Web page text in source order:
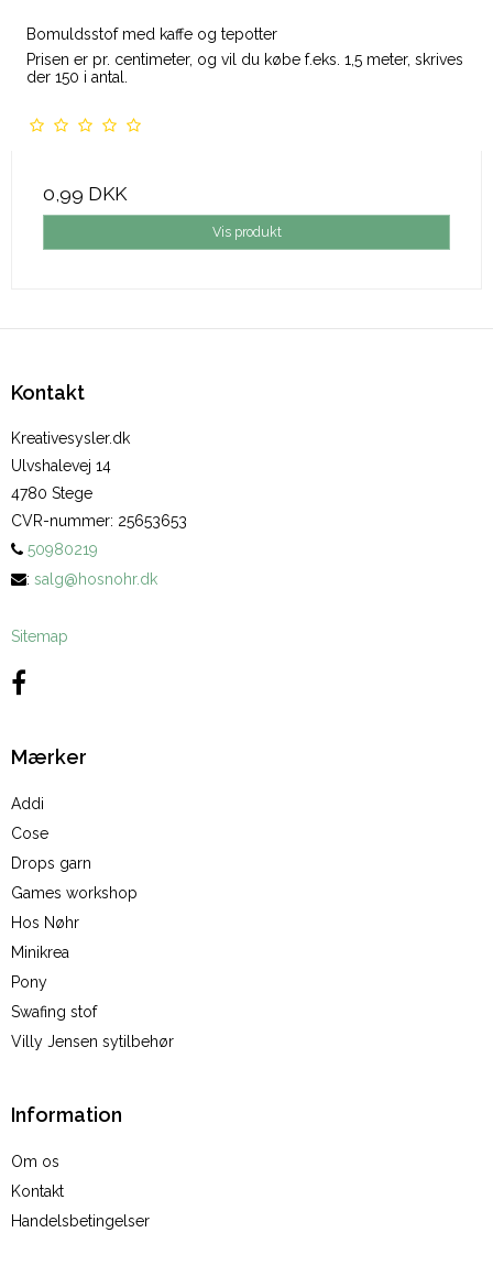
Bomuldsstof med kaffe og tepotter
Prisen er pr. centimeter, og vil du købe f.eks. 1,5 meter, skrives
der 150 i antal.
0,99 DKK
Vis produkt
Kontakt
Kreativesysler.dk
Ulvshalevej 14
4780 Stege
CVR-nummer: 25653653
50980219
: salg@hosnohr.dk
Sitemap
Mærker
Addi
Cose
Drops garn
Games workshop
Hos Nøhr
Minikrea
Pony
Swafing stof
Villy Jensen sytilbehør
Information
Om os
Kontakt
Handelsbetingelser